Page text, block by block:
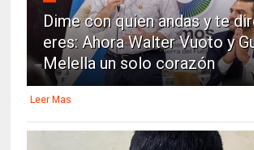
Dime con quien andas y te
eres: Ahora Walter Vuoto y
Melella un solo corazón
Leer Mas